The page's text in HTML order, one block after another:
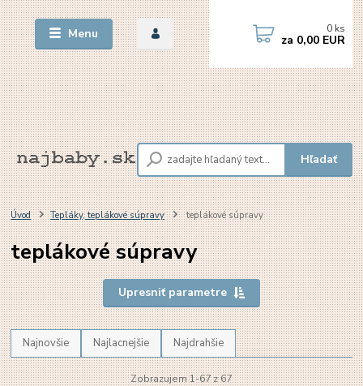
Menu
Hľadať
0 ks
za 0,00 EUR
Úvod Tepláky, teplákové súpravy teplákové súpravy
teplákové súpravy
Upresniť parametre
Najnovšie Najlacnejšie Najdrahšie
Zobrazujem 1-67 z 67